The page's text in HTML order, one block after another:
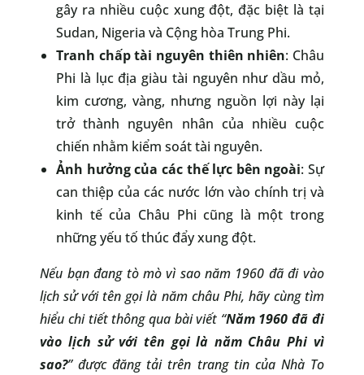
gây ra nhiều cuộc xung đột, đặc biệt là tại
Sudan, Nigeria và Cộng hòa Trung Phi.
Tranh chấp tài nguyên thiên nhiên: Châu
Phi là lục địa giàu tài nguyên như dầu mỏ,
kim cương, vàng, nhưng nguồn lợi này lại
trở thành nguyên nhân của nhiều cuộc
chiến nhằm kiểm soát tài nguyên.
Ảnh hưởng của các thế lực bên ngoài: Sự
can thiệp của các nước lớn vào chính trị và
kinh tế của Châu Phi cũng là một trong
những yếu tố thúc đẩy xung đột.
Nếu bạn đang tò mò vì sao năm 1960 đã đi vào
lịch sử với tên gọi là năm châu Phi, hãy cùng tìm
hiểu chi tiết thông qua bài viết “Năm 1960 đã đi
vào lịch sử với tên gọi là năm Châu Phi vì
sao?” được đăng tải trên trang tin của Nhà To